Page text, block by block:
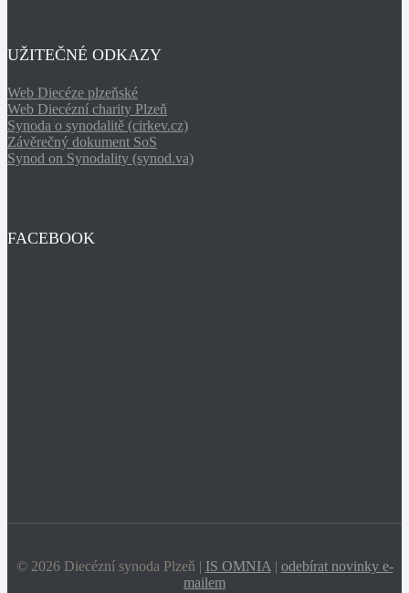
UŽITEČNÉ ODKAZY
Web Diecéze plzeňské
Web Diecézní charity Plzeň
Synoda o synodalitě (cirkev.cz)
Závěrečný dokument SoS
Synod on Synodality (synod.va)
FACEBOOK
© 2026 Diecézní synoda Plzeň | IS OMNIA | odebírat novinky e-
mailem